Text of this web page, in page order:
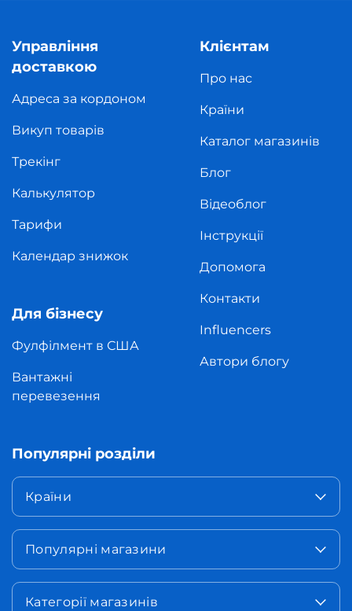
Управління
доставкою
Адреса за кордоном
Викуп товарів
Трекінг
Калькулятор
Тарифи
Календар знижок
Для бізнесу
Фулфілмент в США
Вантажні
перевезення
Клієнтам
Про нас
Країни
Каталог магазинів
Блог
Відеоблог
Інструкції
Допомога
Контакти
Influencers
Автори блогу
Популярні розділи
Країни
Популярні магазини
Категорії магазинів